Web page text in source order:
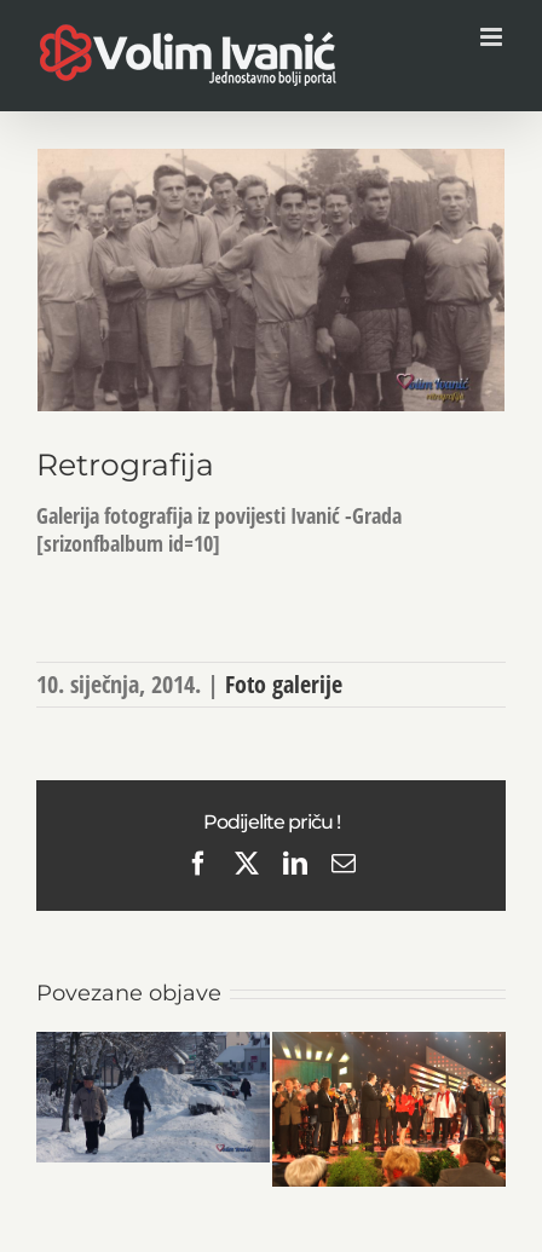
content
Larger
Image
Retrografija
Galerija fotografija iz povijesti Ivanić -Grada
[srizonfbalbum id=10]
10. siječnja, 2014. | Foto galerije
Podijelite priču !
FacebookLinkedIn
Email
Povezane objave